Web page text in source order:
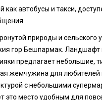
автобусы и такси,
природы и сельского
гор Бешпармак. Ландшафт
предлагает небольшие,
жемчужина для любителей
с небольшими
это место удобным для